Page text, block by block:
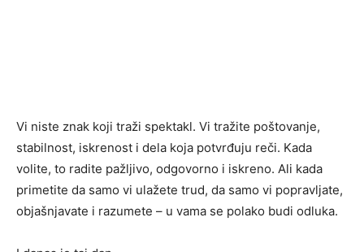
Vi niste znak koji traži spektakl. Vi tražite poštovanje,
stabilnost, iskrenost i dela koja potvrđuju reči. Kada
volite, to radite pažljivo, odgovorno i iskreno. Ali kada
primetite da samo vi ulažete trud, da samo vi popravljate,
objašnjavate i razumete – u vama se polako budi odluka.